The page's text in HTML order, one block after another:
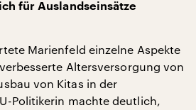
für Auslandseinsätze
Marienfeld einzelne Aspekte
Altersversorgung von
von Kitas in der
Politikerin machte deutlich,